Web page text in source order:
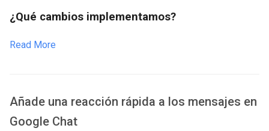
¿Qué cambios implementamos?
Read More
Añade una reacción rápida a los mensajes en
Google Chat